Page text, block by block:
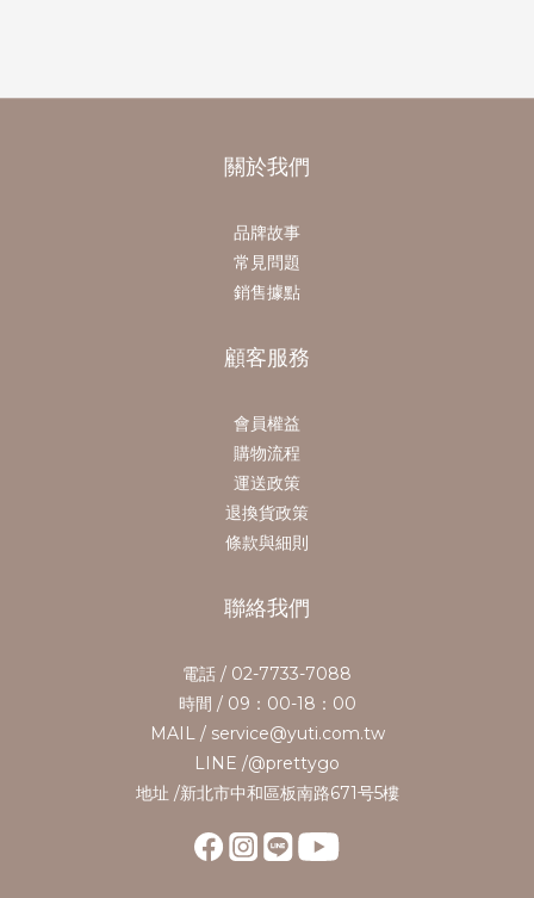
關於我們
品牌故事
常見問題
銷售據點
顧客服務
會員權益
購物流程
運送政策
退換貨政策
條款與細則
聯絡我們
電話 / 02-7733-7088
時間 / 09：00-18：00
MAIL / service@yuti.com.tw
LINE /@prettygo
地址 /新北市中和區板南路671号5樓